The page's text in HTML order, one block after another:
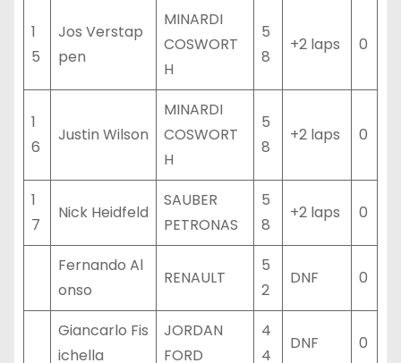
1
5
Jos Verstap
pen
MINARDI
COSWORT
H
5
8
+2 laps 0
1
6
Justin Wilson
MINARDI
COSWORT
H
5
8
+2 laps 0
1
7
Nick Heidfeld
SAUBER
PETRONAS
5
8
+2 laps 0
Fernando Al
onso
RENAULT
5
2
DNF 0
Giancarlo Fis
ichella
JORDAN
FORD
4
4
DNF 0